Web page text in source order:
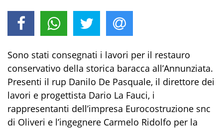
Sono stati consegnati i lavori per il restauro
conservativo della storica baracca all’Annunziata.
Presenti il rup Danilo De Pasquale, il direttore dei
lavori e progettista Dario La Fauci, i
rappresentanti dell’impresa Eurocostruzione snc
di Oliveri e l’ingegnere Carmelo Ridolfo per la